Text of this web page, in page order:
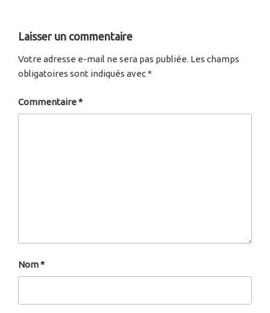
Laisser un commentaire
Votre adresse e-mail ne sera pas publiée. Les champs
obligatoires sont indiqués avec*
Commentaire*
Nom*